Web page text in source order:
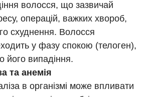
волосся, що зазвичай
операцій, важких хвороб,
схуднення. Волосся
у фазу спокою (телоген),
його випадіння.
та анемія
в організмі може впливати